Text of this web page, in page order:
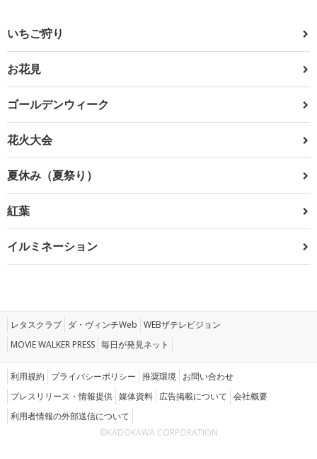
いちご狩り
お花見
ゴールデンウィーク
花火大会
夏休み（夏祭り）
紅葉
イルミネーション
レタスクラブ ダ・ヴィンチWeb WEBザテレビジョン
MOVIE WALKER PRESS 毎日が発見ネット
利用規約 プライバシーポリシー 推奨環境 お問い合わせ
プレスリリース・情報提供 媒体資料 広告掲載について 会社概要
利用者情報の外部送信について
©KADOKAWA CORPORATION